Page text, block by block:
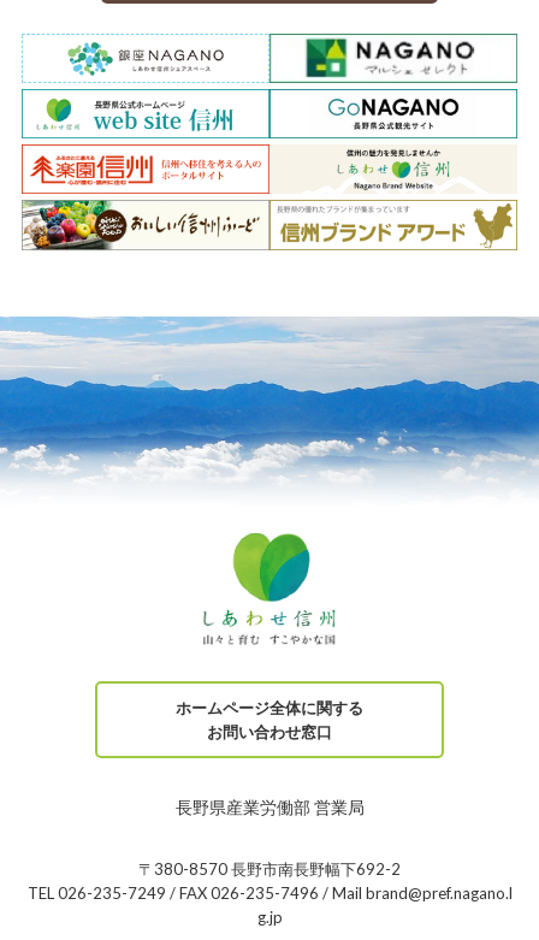
ホームページ全体に関する
お問い合わせ窓口
長野県産業労働部 営業局
〒380-8570 長野市南長野幅下692-2
TEL 026-235-7249 / FAX 026-235-7496 / Mail brand@pref.nagano.l
g.jp